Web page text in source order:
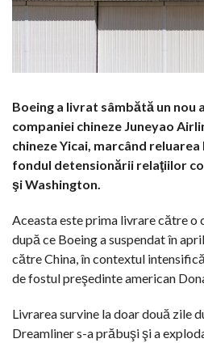
Boeing a livrat sâmbătă un nou
companiei chineze Juneyao
chineze Yicai, marcând
fondul detensionării relaţiilor
şi Washington.
Aceasta este prima livrare către o
după ce Boeing a suspendat în
către China, în contextul
de fostul preşedinte american
Livrarea survine la doar două zile
Dreamliner s-a prăbuşi şi a